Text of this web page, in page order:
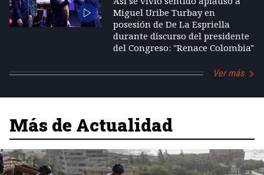
Miguel Uribe Turbay en
posesión de De La Espriella
durante discurso del presidente
del Congreso: "Renace Colombia"
Ver más
Más de Actualidad